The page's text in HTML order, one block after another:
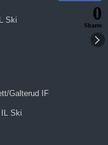
Ski
Galterud IF
Ski
0
Shares